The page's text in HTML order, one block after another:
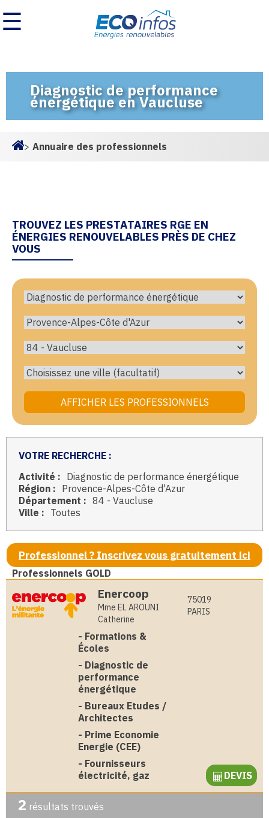
☰
Diagnostic de performance
énergétique en Vaucluse
> Annuaire des professionnels
TROUVEZ LES PRESTATAIRES RGE EN
ÉNERGIES RENOUVELABLES PRÈS DE CHEZ
VOUS
VOTRE RECHERCHE :
Activité : Diagnostic de performance énergétique
Région : Provence-Alpes-Côte d'Azur
Département : 84 - Vaucluse
Ville : Toutes
Professionnel ? Inscrivez vous gratuitement ici
Professionnels GOLD
Enercoop
Mme EL AROUNI
Catherine
75019
PARIS
- Formations &
Écoles
- Diagnostic de
performance
énergétique
- Bureaux Etudes /
Architectes
- Prime Economie
Energie (CEE)
- Fournisseurs
électricité, gaz
DEVIS
2 résultats trouvés